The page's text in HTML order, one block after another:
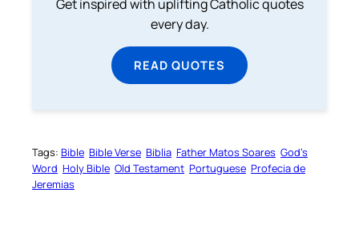
Get inspired with uplifting Catholic quotes
every day.
READ QUOTES
Tags: Bible Bible Verse Biblia Father Matos Soares God’s
Word Holy Bible Old Testament Portuguese Profecia de
Jeremias